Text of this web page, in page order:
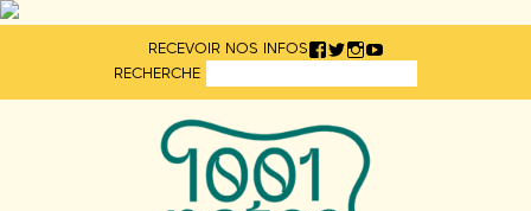
RECEVOIR NOS INFOS
RECHERCHE